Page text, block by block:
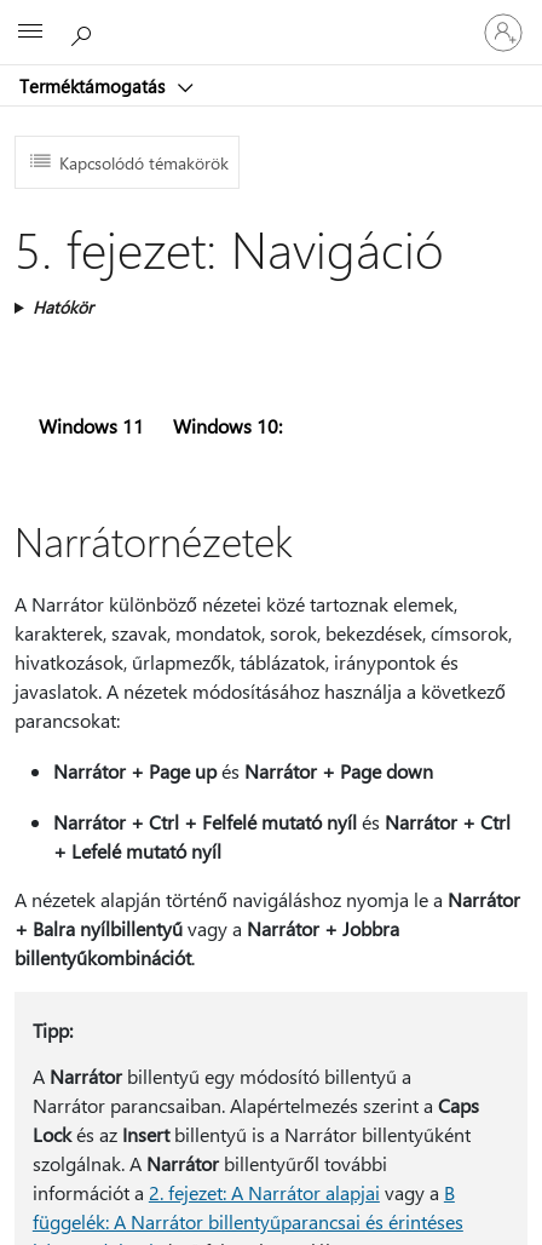
Terméktámogatás
be
a
Kapcsolódó témakörök
5. fejezet: Navigáció
Hatókör
Windows 11 Windows 10:
Narrátornézetek
A Narrátor különböző nézetei közé tartoznak elemek,
karakterek, szavak, mondatok, sorok, bekezdések, címsorok,
hivatkozások, űrlapmezők, táblázatok, iránypontok és
javaslatok. A nézetek módosításához használja a következő
parancsokat:
Narrátor + Page upés Narrátor + Page down
Narrátor + Ctrl + Felfelé mutató nyílés Narrátor + Ctrl
+ Lefelé mutató nyíl
A nézetek alapján történő navigáláshoz nyomja le a Narrátor
+ Balra nyílbillentyűvagy a Narrátor + Jobbra
billentyűkombinációt.
Tipp:
A Narrátorbillentyű egy módosító billentyű a
Narrátor parancsaiban. Alapértelmezés szerint a Caps
Lockés az Insertbillentyű is a Narrátor billentyűként
szolgálnak. A Narrátorbillentyűről további
információt a 2. fejezet: A Narrátor alapjai vagy a B
függelék: A Narrátor billentyűparancsai és érintéses